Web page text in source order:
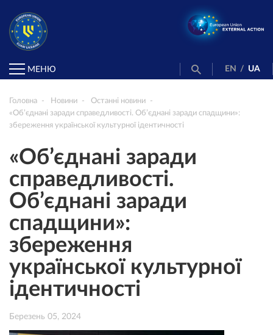
МЕНЮ EN / UA
Головна Новини
Останні новини
«Об’єднані заради справедливості. Об’єднані заради спадщини»:
збереження української культурної ідентичності
«Об’єднані заради
справедливості.
Об’єднані заради
спадщини»:
збереження
української культурної
ідентичності
Березень 05, 2024